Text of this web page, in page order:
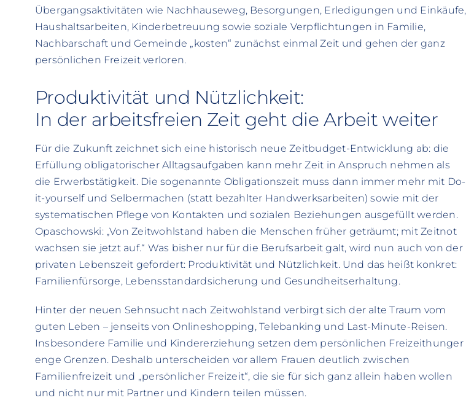
Übergangsaktivitäten wie Nachhauseweg, Besorgungen, Erledigungen und Einkäufe,
Haushaltsarbeiten, Kinderbetreuung sowie soziale Verpflichtungen in Familie,
Nachbarschaft und Gemeinde „kosten“ zunächst einmal Zeit und gehen der ganz
persönlichen Freizeit verloren.
Produktivität und Nützlichkeit:
In der arbeitsfreien Zeit geht die Arbeit weiter
Für die Zukunft zeichnet sich eine historisch neue Zeitbudget-Entwicklung ab: die
Erfüllung obligatorischer Alltagsaufgaben kann mehr Zeit in Anspruch nehmen als
die Erwerbstätigkeit. Die sogenannte Obligationszeit muss dann immer mehr mit Do-
it-yourself und Selbermachen (statt bezahlter Handwerksarbeiten) sowie mit der
systematischen Pflege von Kontakten und sozialen Beziehungen ausgefüllt werden.
Opaschowski: „Von Zeitwohlstand haben die Menschen früher geträumt; mit Zeitnot
wachsen sie jetzt auf.“ Was bisher nur für die Berufsarbeit galt, wird nun auch von der
privaten Lebenszeit gefordert: Produktivität und Nützlichkeit. Und das heißt konkret:
Familienfürsorge, Lebensstandardsicherung und Gesundheitserhaltung.
Hinter der neuen Sehnsucht nach Zeitwohlstand verbirgt sich der alte Traum vom
guten Leben – jenseits von Onlineshopping, Telebanking und Last-Minute-Reisen.
Insbesondere Familie und Kindererziehung setzen dem persönlichen Freizeithunger
enge Grenzen. Deshalb unterscheiden vor allem Frauen deutlich zwischen
Familienfreizeit und „persönlicher Freizeit“, die sie für sich ganz allein haben wollen
und nicht nur mit Partner und Kindern teilen müssen.